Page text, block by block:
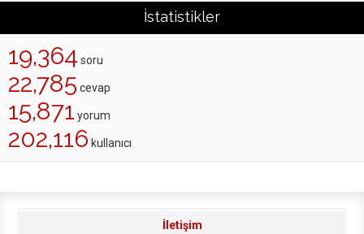
İstatistikler
19,364 soru
22,785 cevap
15,871 yorum
202,116 kullanıcı
İletişim